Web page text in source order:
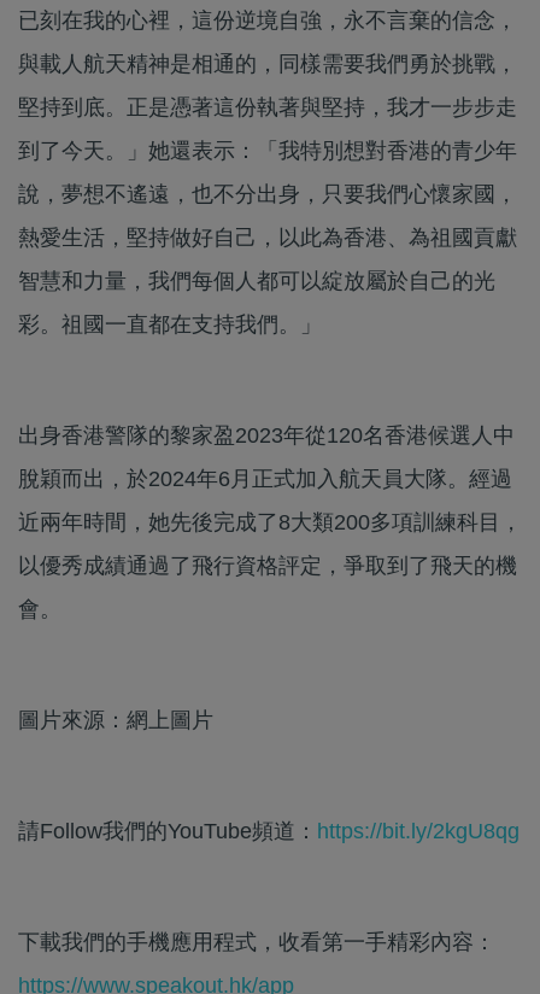
已刻在我的心裡，這份逆境自強，永不言棄的信念，
與載人航天精神是相通的，同樣需要我們勇於挑戰，
堅持到底。正是憑著這份執著與堅持，我才一步步走
到了今天。」她還表示：「我特別想對香港的青少年
說，夢想不遙遠，也不分出身，只要我們心懷家國，
熱愛生活，堅持做好自己，以此為香港、為祖國貢獻
智慧和力量，我們每個人都可以綻放屬於自己的光
彩。祖國一直都在支持我們。」
出身香港警隊的黎家盈2023年從120名香港候選人中
脫穎而出，於2024年6月正式加入航天員大隊。經過
近兩年時間，她先後完成了8大類200多項訓練科目，
以優秀成績通過了飛行資格評定，爭取到了飛天的機
會。
圖片來源：網上圖片
請Follow我們的YouTube頻道： https://bit.ly/2kgU8qg
下載我們的手機應用程式，收看第一手精彩內容：
https://www.speakout.hk/app